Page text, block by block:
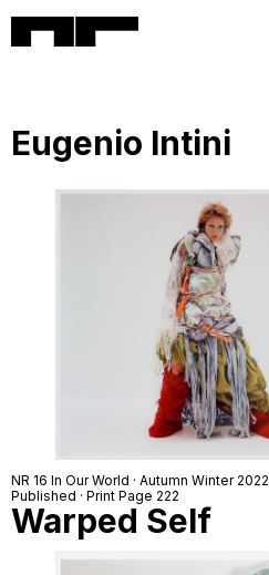
Eugenio Intini
NR 16 In Our World · Autumn Winter 2022
Published · Print Page 222
Warped Self